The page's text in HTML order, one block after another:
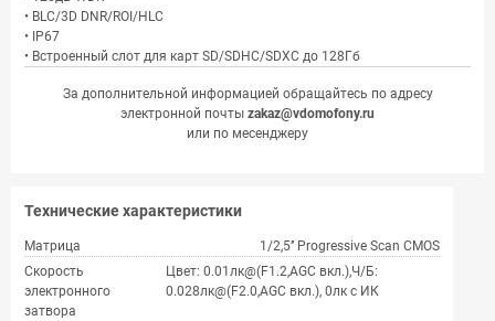
• BLC/3D DNR/ROI/HLC
• IP67
• Встроенный слот для карт SD/SDHC/SDXC до 128Гб
За дополнительной информацией обращайтесь по адресу
электронной почты zakaz@vdomofony.ru
или по месенджеру
Технические характеристики
Матрица
1/2,5’’ Progressive Scan CMOS
Скорость
электронного
затвора
Цвет: 0.01лк@(F1.2,AGC вкл.),Ч/Б:
0.028лк@(F2.0,AGC вкл.), 0лк с ИК